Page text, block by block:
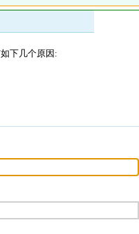
下几个原因: